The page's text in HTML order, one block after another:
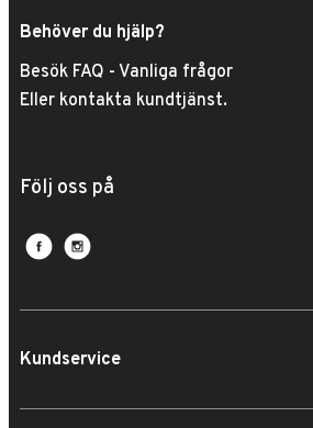
Behöver du hjälp?
Besök FAQ - Vanliga frågor
Eller kontakta kundtjänst.
Följ oss på
Kundservice